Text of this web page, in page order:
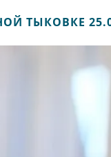
ТЫКОВКЕ